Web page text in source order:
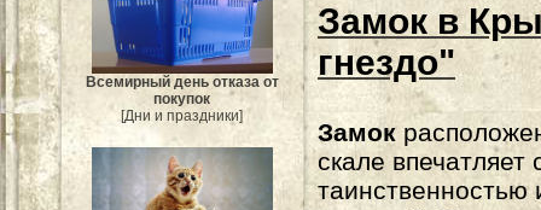
Всемирный день отказа от
покупок
[Дни и праздники]
Замок в
гнездо"
Замок
скале впечатляет
таинственностью